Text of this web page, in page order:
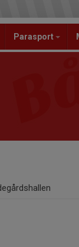
Parasport